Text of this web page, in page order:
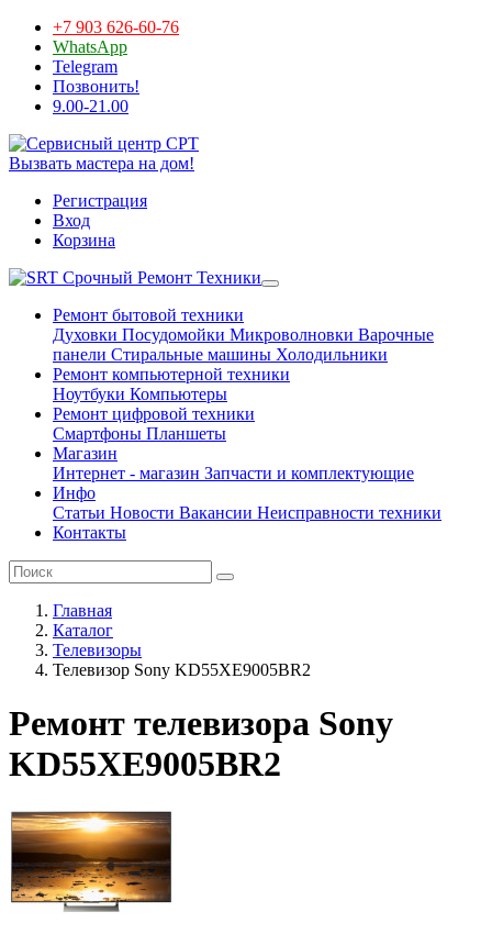
+7 903 626-60-76
WhatsApp
Telegram
Позвонить!
9.00-21.00
Вызвать мастера на дом!
Регистрация
Вход
Корзина
Срочный Ремонт Техники
Ремонт бытовой техники
Духовки Посудомойки Микроволновки Варочные
панели Стиральные машины Холодильники
Ремонт компьютерной техники
Ноутбуки Компьютеры
Ремонт цифровой техники
Смартфоны Планшеты
Магазин
Интернет - магазин Запчасти и комплектующие
Инфо
Статьи Новости Вакансии Неисправности техники
Контакты
Главная
Каталог
Телевизоры
Телевизор Sony KD55XE9005BR2
Ремонт телевизора Sony
KD55XE9005BR2